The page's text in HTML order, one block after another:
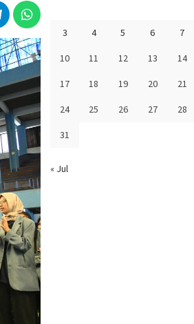
3 4 5 6 7
10 11 12 13 14
17 18 19 20 21
24 25 26 27 28
31
« Jul